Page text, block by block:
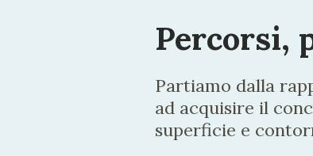
Percorsi,
Partiamo dalla
ad acquisire il
superficie e